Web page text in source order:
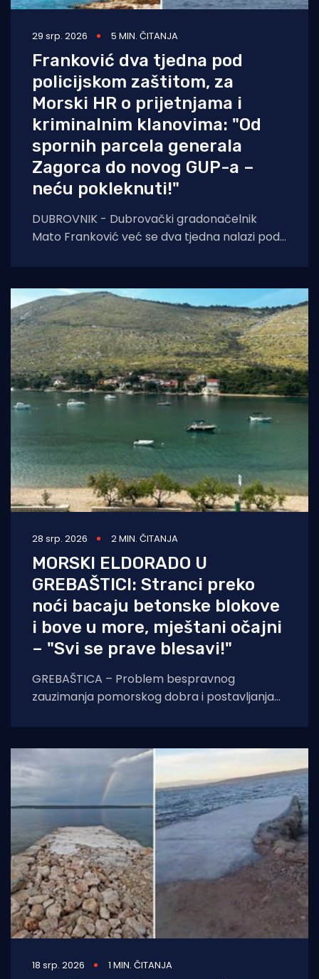
29 srp. 2026 5 MIN. ČITANJA
Franković dva tjedna pod
policijskom zaštitom, za
Morski HR o prijetnjama i
kriminalnim klanovima: "Od
spornih parcela generala
Zagorca do novog GUP-a –
neću pokleknuti!"
DUBROVNIK - Dubrovački gradonačelnik
Mato Franković već se dva tjedna nalazi pod
28 srp. 2026 2 MIN. ČITANJA
MORSKI ELDORADO U
GREBAŠTICI: Stranci preko
noći bacaju betonske blokove
i bove u more, mještani očajni
– "Svi se prave blesavi!"
GREBAŠTICA – Problem bespravnog
zauzimanja pomorskog dobra i postavljanja
18 srp. 2026 1 MIN. ČITANJA